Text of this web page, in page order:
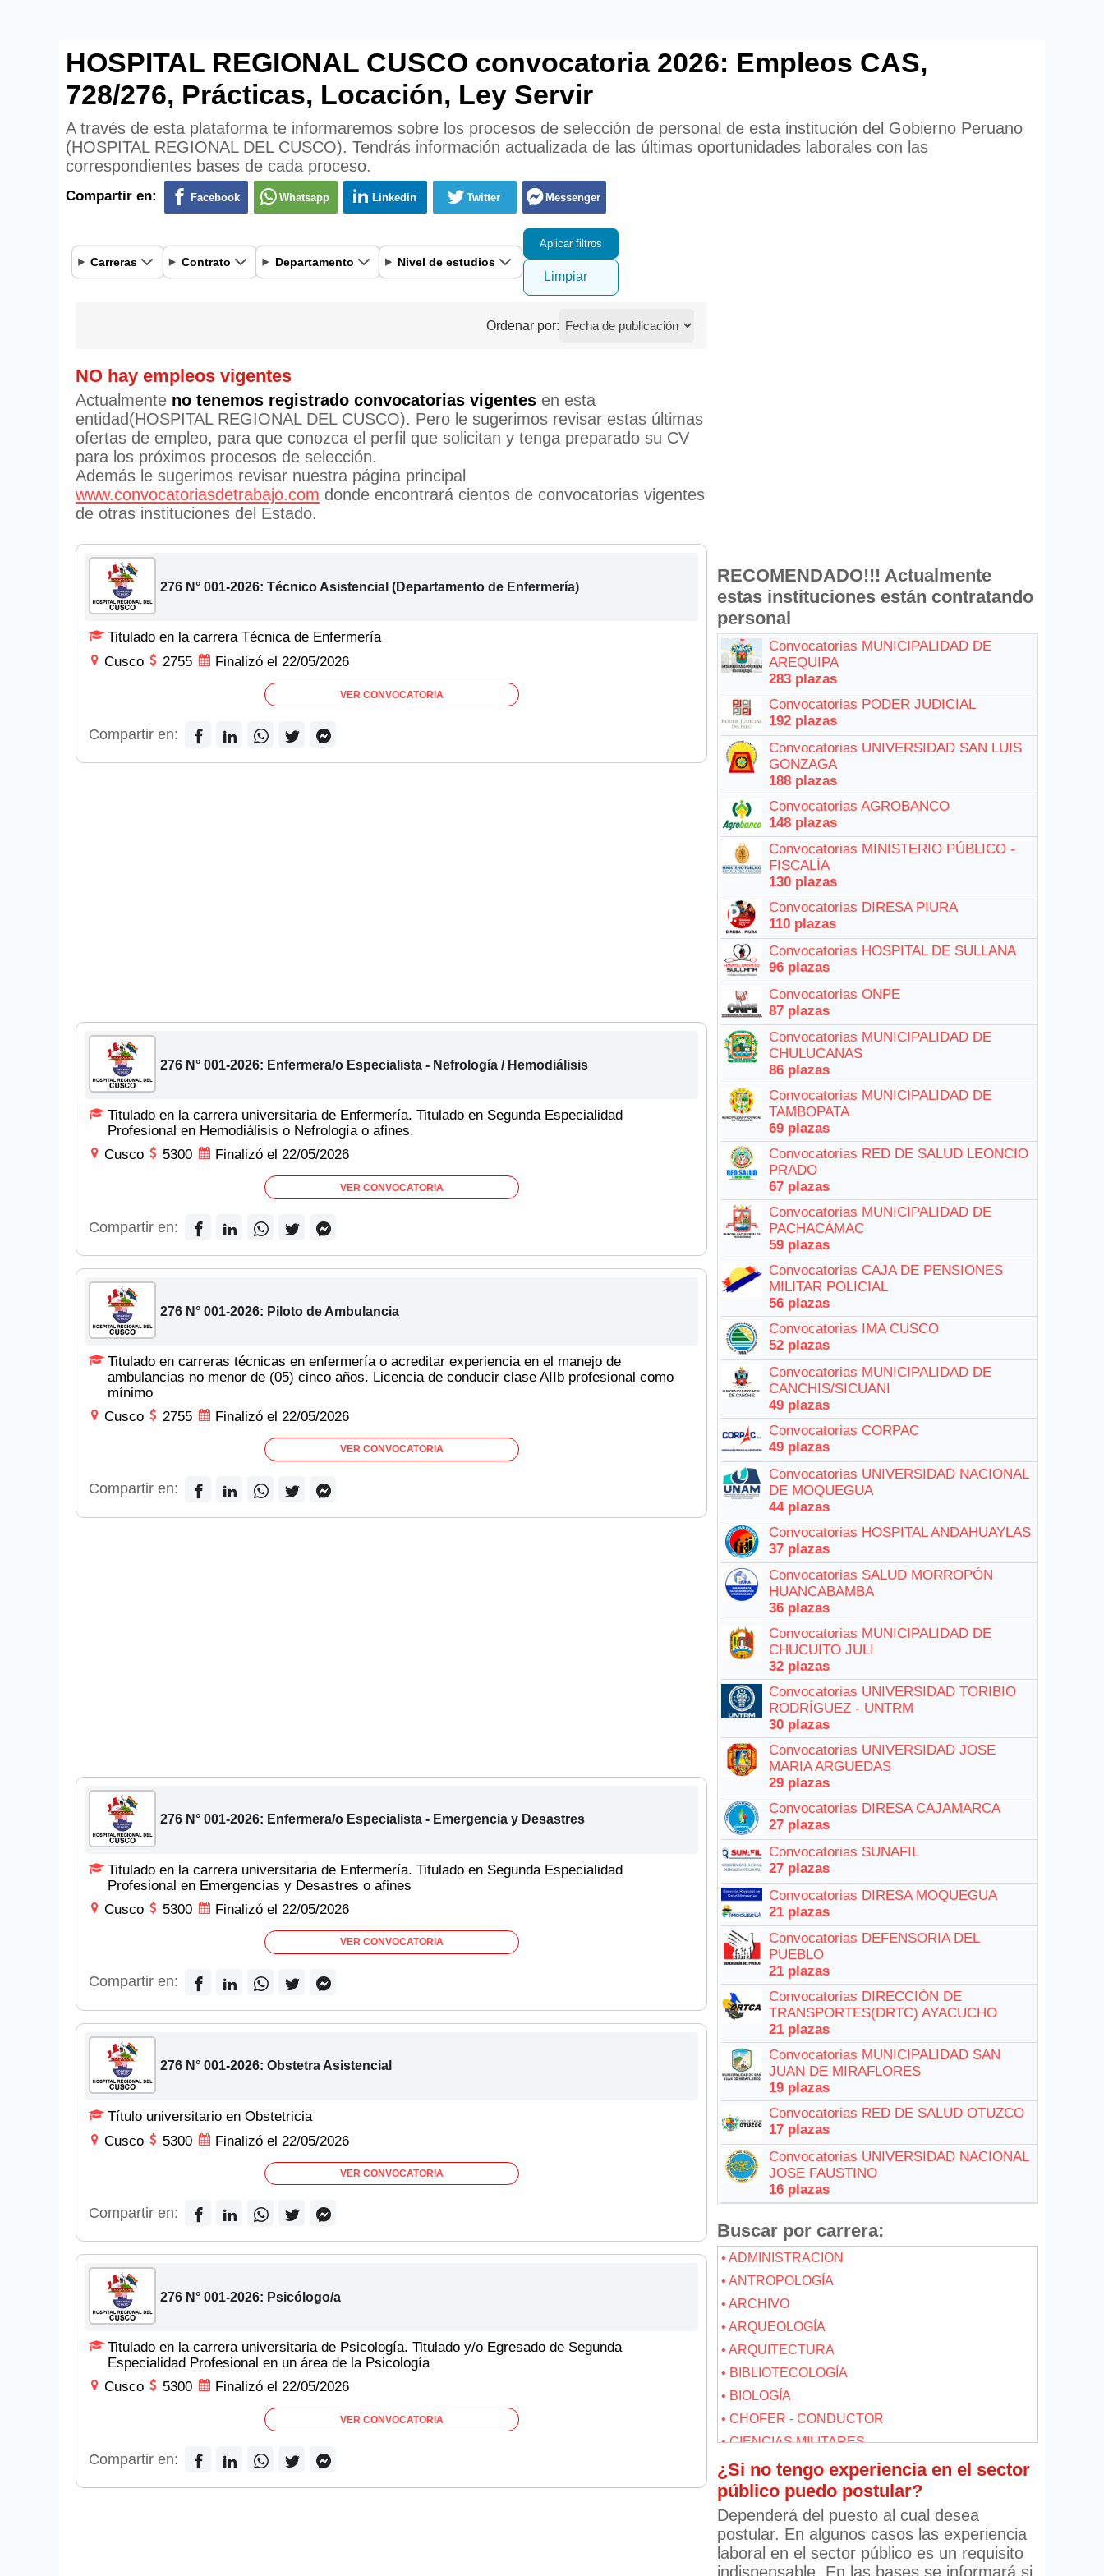
HOSPITAL REGIONAL CUSCO convocatoria 2026: Empleos CAS,
728/276, Prácticas, Locación, Ley Servir
A través de esta plataforma te informaremos sobre los procesos de selección de personal de esta institución del Gobierno Peruano
(HOSPITAL REGIONAL DEL CUSCO). Tendrás información actualizada de las últimas oportunidades laborales con las
correspondientes bases de cada proceso.
Compartir en: Facebook Whatsapp Linkedin Twitter Messenger
Carreras Contrato Departamento Nivel de estudios
Aplicar filtros
Limpiar
Ordenar por:
NO hay empleos vigentes
Actualmente no tenemos registrado convocatorias vigentesen esta
entidad(HOSPITAL REGIONAL DEL CUSCO). Pero le sugerimos revisar estas últimas
ofertas de empleo, para que conozca el perfil que solicitan y tenga preparado su CV
para los próximos procesos de selección.
Además le sugerimos revisar nuestra página principal
www.convocatoriasdetrabajo.com donde encontrará cientos de convocatorias vigentes
de otras instituciones del Estado.
276 N° 001-2026: Técnico Asistencial (Departamento de Enfermería)
Titulado en la carrera Técnica de Enfermería
Cusco
2755 Finalizó el 22/05/2026
VER CONVOCATORIA
Compartir en:
276 N° 001-2026: Enfermera/o Especialista - Nefrología / Hemodiálisis
Titulado en la carrera universitaria de Enfermería. Titulado en Segunda Especialidad
Profesional en Hemodiálisis o Nefrología o afines.
Cusco
5300 Finalizó el 22/05/2026
VER CONVOCATORIA
Compartir en:
276 N° 001-2026: Piloto de Ambulancia
Titulado en carreras técnicas en enfermería o acreditar experiencia en el manejo de
ambulancias no menor de (05) cinco años. Licencia de conducir clase AIIb profesional como
mínimo
Cusco
2755 Finalizó el 22/05/2026
VER CONVOCATORIA
Compartir en:
276 N° 001-2026: Enfermera/o Especialista - Emergencia y Desastres
Titulado en la carrera universitaria de Enfermería. Titulado en Segunda Especialidad
Profesional en Emergencias y Desastres o afines
Cusco
5300 Finalizó el 22/05/2026
VER CONVOCATORIA
Compartir en:
276 N° 001-2026: Obstetra Asistencial
Título universitario en Obstetricia
Cusco
5300 Finalizó el 22/05/2026
VER CONVOCATORIA
Compartir en:
276 N° 001-2026: Psicólogo/a
Titulado en la carrera universitaria de Psicología. Titulado y/o Egresado de Segunda
Especialidad Profesional en un área de la Psicología
Cusco
5300 Finalizó el 22/05/2026
VER CONVOCATORIA
Compartir en:
RECOMENDADO!!! Actualmente
estas instituciones están contratando
personal
Convocatorias MUNICIPALIDAD DE
AREQUIPA
283 plazas
Convocatorias PODER JUDICIAL
192 plazas
Convocatorias UNIVERSIDAD SAN LUIS
GONZAGA
188 plazas
Convocatorias AGROBANCO
148 plazas
Convocatorias MINISTERIO PÚBLICO -
FISCALÍA
130 plazas
Convocatorias DIRESA PIURA
110 plazas
Convocatorias HOSPITAL DE SULLANA
96 plazas
Convocatorias ONPE
87 plazas
Convocatorias MUNICIPALIDAD DE
CHULUCANAS
86 plazas
Convocatorias MUNICIPALIDAD DE
TAMBOPATA
69 plazas
Convocatorias RED DE SALUD LEONCIO
PRADO
67 plazas
Convocatorias MUNICIPALIDAD DE
PACHACÁMAC
59 plazas
Convocatorias CAJA DE PENSIONES
MILITAR POLICIAL
56 plazas
Convocatorias IMA CUSCO
52 plazas
Convocatorias MUNICIPALIDAD DE
CANCHIS/SICUANI
49 plazas
Convocatorias CORPAC
49 plazas
Convocatorias UNIVERSIDAD NACIONAL
DE MOQUEGUA
44 plazas
Convocatorias HOSPITAL ANDAHUAYLAS
37 plazas
Convocatorias SALUD MORROPÓN
HUANCABAMBA
36 plazas
Convocatorias MUNICIPALIDAD DE
CHUCUITO JULI
32 plazas
Convocatorias UNIVERSIDAD TORIBIO
RODRÍGUEZ - UNTRM
30 plazas
Convocatorias UNIVERSIDAD JOSE
MARIA ARGUEDAS
29 plazas
Convocatorias DIRESA CAJAMARCA
27 plazas
Convocatorias SUNAFIL
27 plazas
Convocatorias DIRESA MOQUEGUA
21 plazas
Convocatorias DEFENSORIA DEL
PUEBLO
21 plazas
Convocatorias DIRECCIÓN DE
TRANSPORTES(DRTC) AYACUCHO
21 plazas
Convocatorias MUNICIPALIDAD SAN
JUAN DE MIRAFLORES
19 plazas
Convocatorias RED DE SALUD OTUZCO
17 plazas
Convocatorias UNIVERSIDAD NACIONAL
JOSE FAUSTINO
16 plazas
Buscar por carrera:
• ADMINISTRACION
• ANTROPOLOGÍA
• ARCHIVO
• ARQUEOLOGÍA
• ARQUITECTURA
• BIBLIOTECOLOGÍA
• BIOLOGÍA
• CHOFER - CONDUCTOR
• CIENCIAS MILITARES
• CIENCIAS POLITICAS
• COMPUTACION
• COMUNICACIONES
• CONTABILIDAD
• DERECHO
¿Si no tengo experiencia en el sector
público puedo postular?
Dependerá del puesto al cual desea
postular. En algunos casos las experiencia
laboral en el sector público es un requisito
indispensable. En las bases se informará si